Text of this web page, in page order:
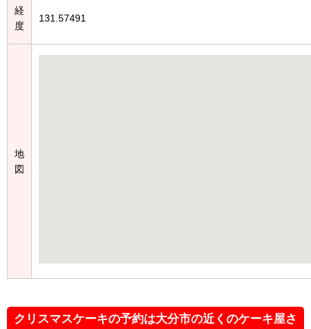
経
度
131.57491
地
図
クリスマスケーキの予約は大分市の近くのケーキ屋さ